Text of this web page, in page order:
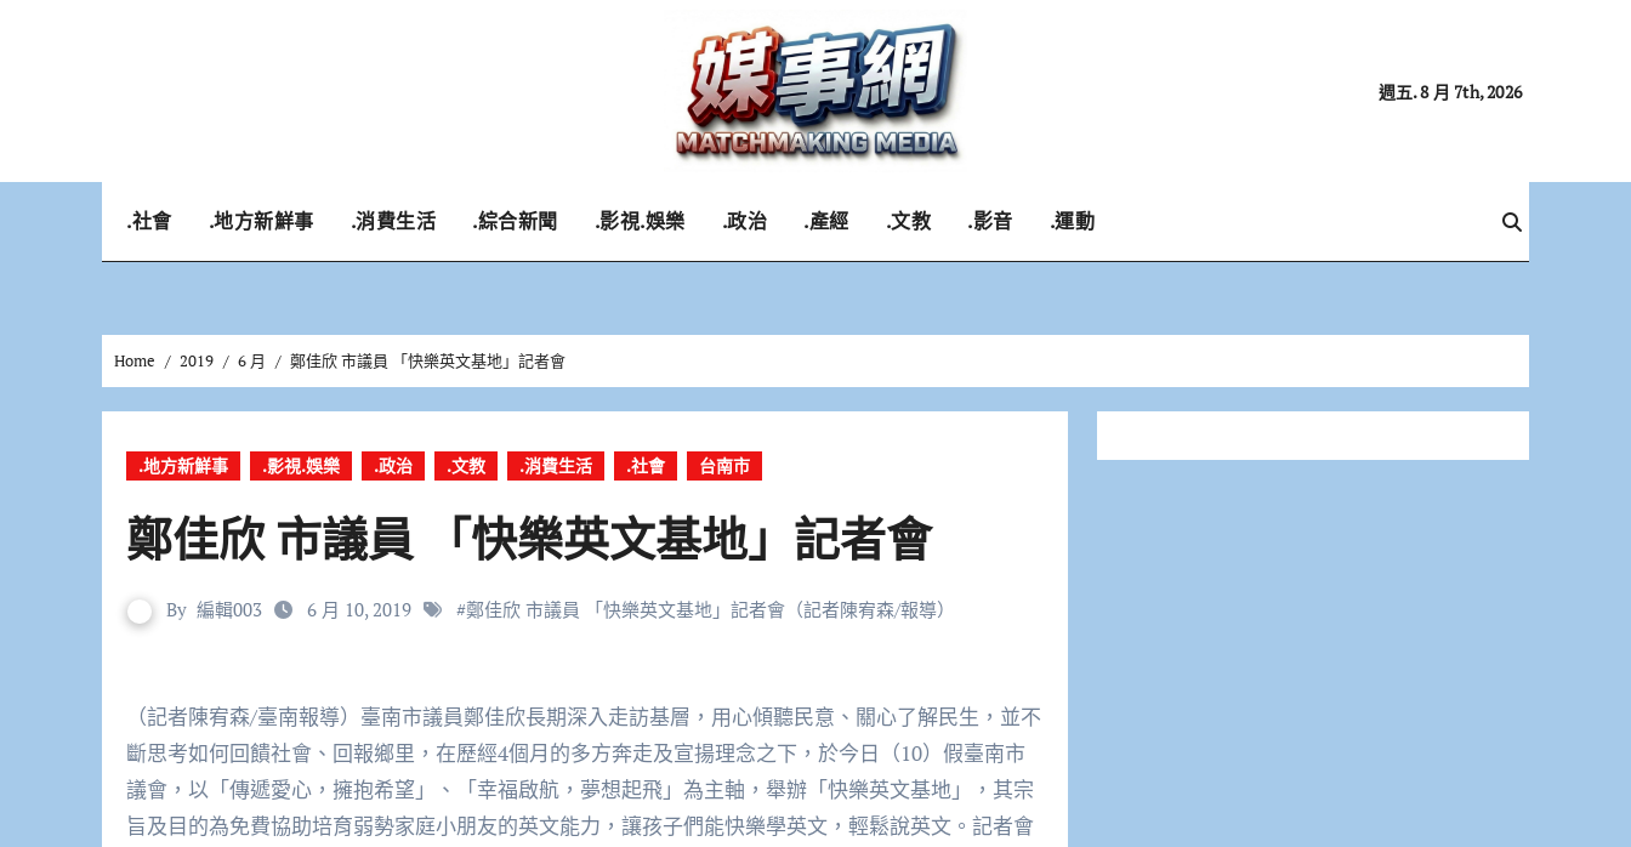
週五. 8 月 7th, 2026
.社會 .地方新鮮事 .消費生活 .綜合新聞 .影視.娛樂 .政治 .產經 .文教 .影音 .運動
Home 2019 6 月 鄭佳欣 市議員 「快樂英文基地」記者會
.地方新鮮事 .影視.娛樂 .政治 .文教 .消費生活 .社會 台南市
鄭佳欣 市議員 「快樂英文基地」記者會
By 編輯003 6 月 10, 2019 #鄭佳欣 市議員 「快樂英文基地」記者會（記者陳宥森/報導）
（記者陳宥森/臺南報導）臺南市議員鄭佳欣長期深入走訪基層，用心傾聽民意、關心了解民生，並不
斷思考如何回饋社會、回報鄉里，在歷經4個月的多方奔走及宣揚理念之下，於今日（10）假臺南市
議會，以「傳遞愛心，擁抱希望」、「幸福啟航，夢想起飛」為主軸，舉辦「快樂英文基地」，其宗
旨及目的為免費協助培育弱勢家庭小朋友的英文能力，讓孩子們能快樂學英文，輕鬆說英文。記者會